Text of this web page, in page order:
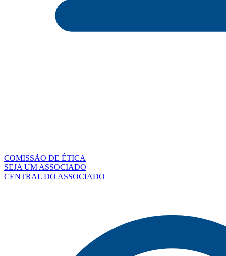
COMISSÃO DE ÉTICA
SEJA UM ASSOCIADO
CENTRAL DO ASSOCIADO